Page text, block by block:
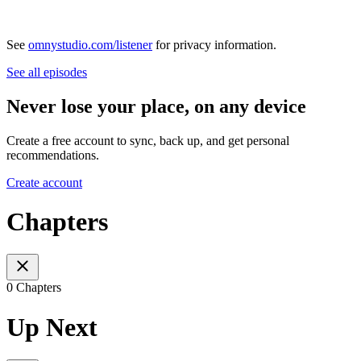
See omnystudio.com/listenerfor privacy information.
See all episodes
Never lose your place, on any device
Create a free account to sync, back up, and get personal
recommendations.
Create account
Chapters
0 Chapters
Up Next